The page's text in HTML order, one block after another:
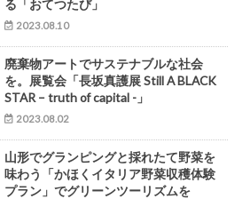
る「おてつたび」
2023.08.10
廃棄物アートでサステナブルな社会
を。展覧会「⻑坂真護展 Still A BLACK
STAR – truth of capital -」
2023.08.02
山形でグランピングと採れたて野菜を
味わう「かほくイタリア野菜収穫体験
プラン」でグリーンツーリズムを